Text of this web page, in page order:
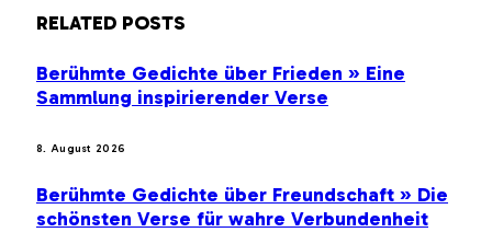
RELATED POSTS
Berühmte Gedichte über Frieden » Eine
Sammlung inspirierender Verse
8. August 2026
Berühmte Gedichte über Freundschaft » Die
schönsten Verse für wahre Verbundenheit